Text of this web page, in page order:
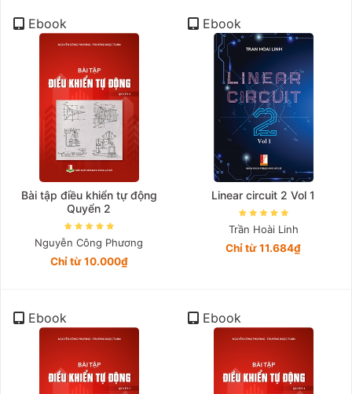
Ebook
Bài tập điều khiển tự động
Quyển 2
Nguyễn Công Phương
Chỉ từ 10.000₫
Ebook
Linear circuit 2 Vol 1
Trần Hoài Linh
Chỉ từ 11.684₫
Ebook Ebook